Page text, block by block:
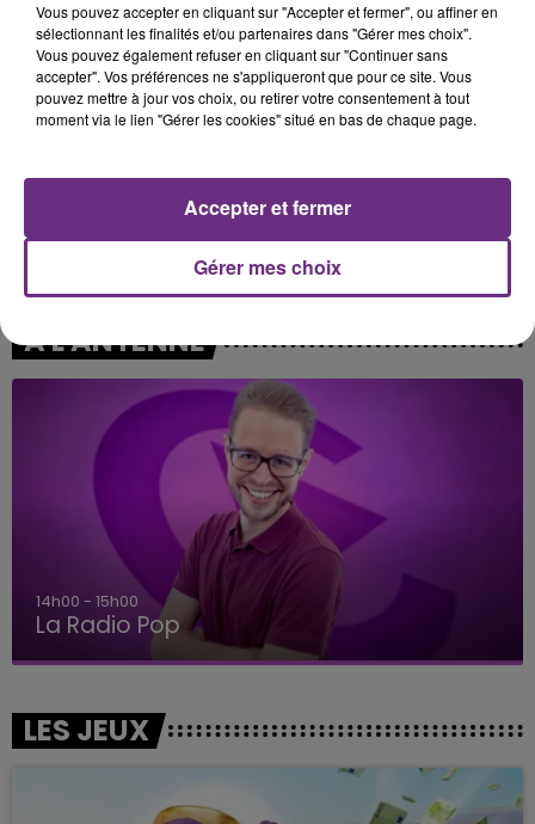
LEWIS CAPALDI George Ezra
A L'ANTENNE
15h00 - 19h00
Le Club Champagne FM
LES JEUX
Vous pouvez accepter en cliquant sur "Accepter et fermer", ou affiner en
sélectionnant les finalités et/ou partenaires dans "Gérer mes choix".
Vous pouvez également refuser en cliquant sur "Continuer sans
accepter". Vos préférences ne s'appliqueront que pour ce site. Vous
pouvez mettre à jour vos choix, ou retirer votre consentement à tout
moment via le lien "Gérer les cookies" situé en bas de chaque page.
Gérer mes choix
Accepter et fermer